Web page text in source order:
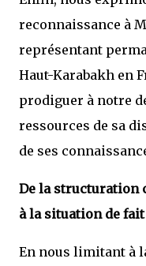
reconnaissance à
représentant
Haut-Karabakh en
prodiguer à notre
ressources de sa
de ses
De la structuration
à la situation de
En nous limitant à